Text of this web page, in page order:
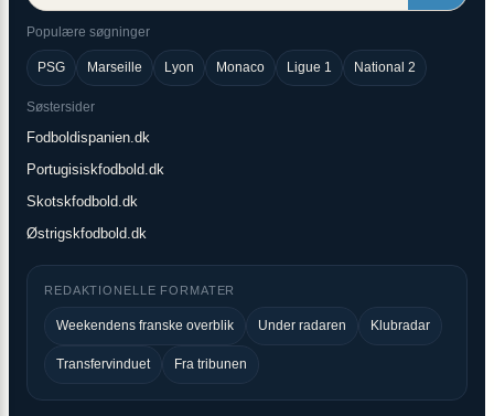
Populære søgninger
PSG Marseille Lyon Monaco Ligue 1 National 2
Søstersider
Fodboldispanien.dk
Portugisiskfodbold.dk
Skotskfodbold.dk
Østrigskfodbold.dk
REDAKTIONELLE FORMATER
Weekendens franske overblik Under radaren Klubradar
Transfervinduet Fra tribunen